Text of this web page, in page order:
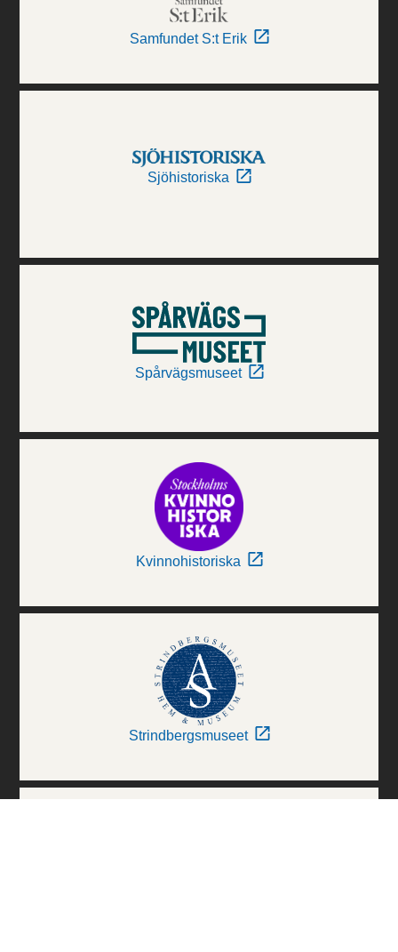
Samfundet S:t Erik
Sjöhistoriska
Spårvägsmuseet
Kvinnohistoriska
Strindbergsmuseet